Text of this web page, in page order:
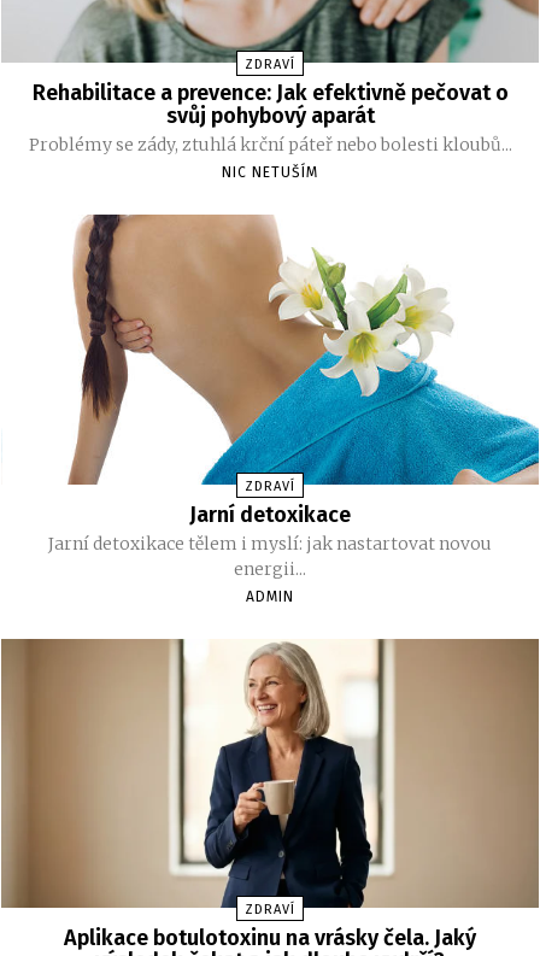
ZDRAVÍ
Rehabilitace a prevence: Jak efektivně pečovat o
svůj pohybový aparát
Problémy se zády, ztuhlá krční páteř nebo bolesti kloubů...
NIC NETUŠÍM
ZDRAVÍ
Jarní detoxikace
Jarní detoxikace tělem i myslí: jak nastartovat novou
energii...
ADMIN
ZDRAVÍ
Aplikace botulotoxinu na vrásky čela. Jaký